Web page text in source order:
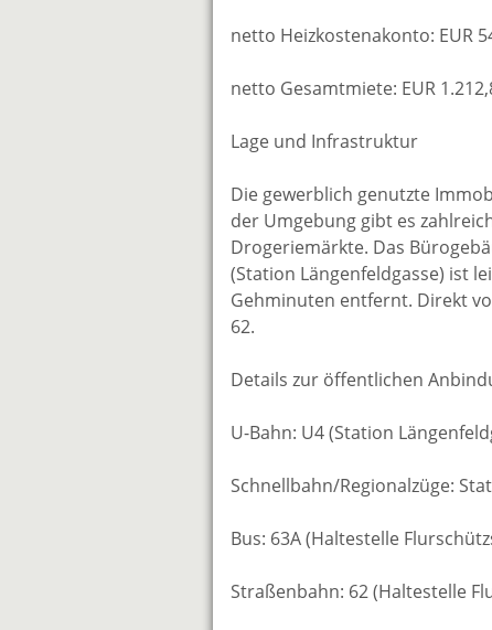
netto Heizkostenakonto: EUR
netto Gesamtmiete: EUR
Lage und Infrastruktur
Die gewerblich genutzte
der Umgebung gibt es
Drogeriemärkte. Das
(Station Längenfeldgasse) ist
Gehminuten entfernt. Direkt
62.
Details zur öffentlichen
U-Bahn: U4 (Station
Schnellbahn/Regionalzüge:
Bus: 63A (Haltestelle
Straßenbahn: 62 (Haltestelle